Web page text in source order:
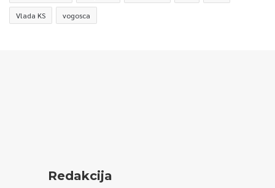
Vlada KS vogosca
Redakcija